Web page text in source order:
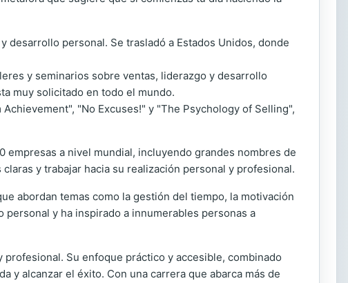
desarrollo personal. Se trasladó a Estados Unidos, donde
y seminarios sobre ventas, liderazgo y desarrollo
muy solicitado en todo el mundo.
"No Excuses!" y "The Psychology of Selling",
empresas a nivel mundial, incluyendo grandes nombres de
y trabajar hacia su realización personal y profesional.
abordan temas como la gestión del tiempo, la motivación
y ha inspirado a innumerables personas a
Su enfoque práctico y accesible, combinado
y alcanzar el éxito. Con una carrera que abarca más de